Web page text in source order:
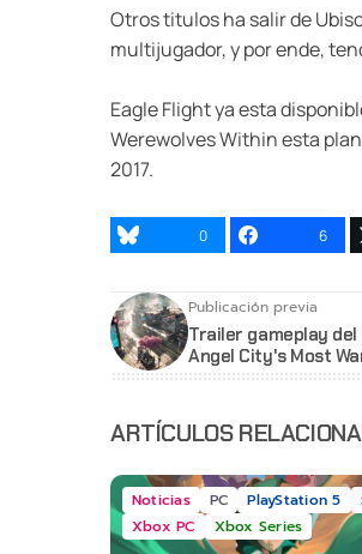
Otros titulos ha salir de
multijugador, y por ende,
Eagle Flight ya esta
Werewolves Within esta
2017.
0 6
Publicación previa
Trailer gameplay
Angel City's Most
ARTÍCULOS
Noticias PC PlayStation 5
Xbox PC
Xbox Series